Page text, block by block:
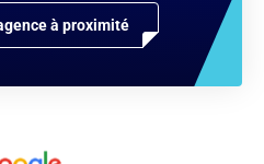
à proximité